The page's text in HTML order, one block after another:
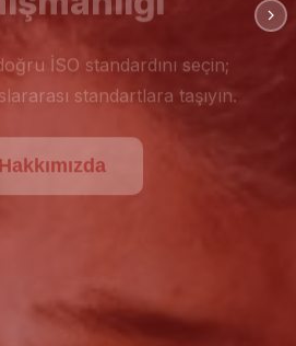
İSO standardını seçin;
standartlara taşıyın.